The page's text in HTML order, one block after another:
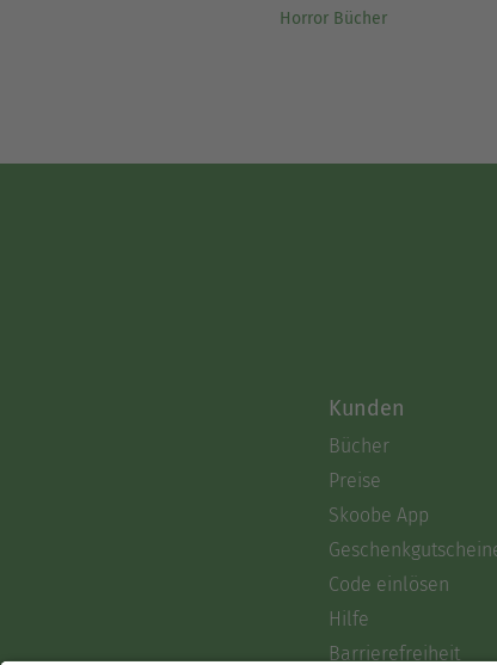
Horror Bücher
Kunden
Bücher
Preise
Skoobe App
Code einlösen
Hilfe
Barrierefreiheit